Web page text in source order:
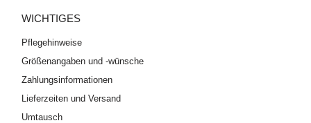
WICHTIGES
Pflegehinweise
Größenangaben und -wünsche
Zahlungsinformationen
Lieferzeiten und Versand
Umtausch